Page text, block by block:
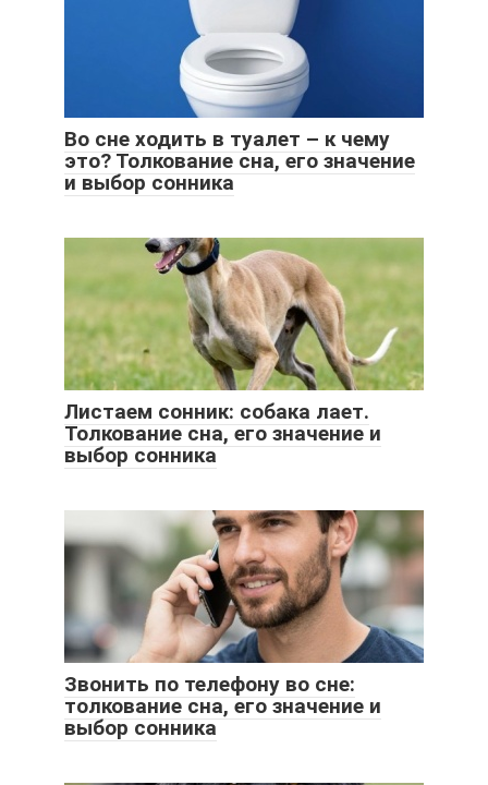
Во сне ходить в туалет – к чему
это? Толкование сна, его значение
и выбор сонника
Листаем сонник: собака лает.
Толкование сна, его значение и
выбор сонника
Звонить по телефону во сне:
толкование сна, его значение и
выбор сонника